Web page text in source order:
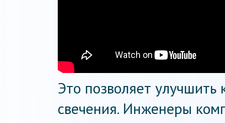
Это позволяет улучшить
свечения. Инженеры